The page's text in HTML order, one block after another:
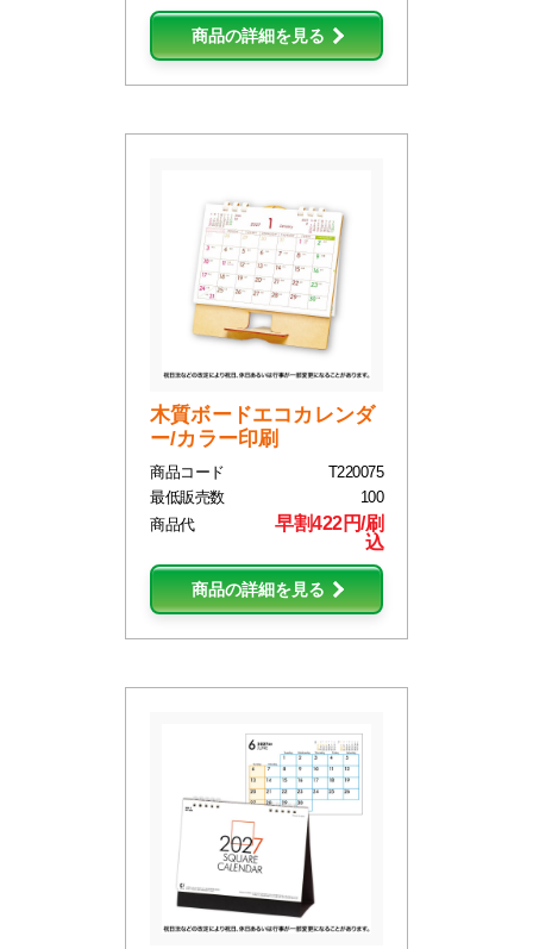
商品の詳細を見る
木質ボードエコカレンダ
ー/カラー印刷
商品コード
T220075
最低販売数
100
商品代
早割422円/刷
込
商品の詳細を見る